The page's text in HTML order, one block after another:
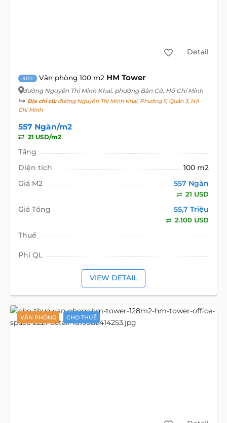
Detail
3101 Văn phòng 100 m2 HM Tower
đường Nguyễn Thị Minh Khai, phường Bàn Cờ, Hồ Chí Minh
Địa chỉ cũ:đường Nguyễn Thị Minh Khai, Phường 5, Quận 3, Hồ
Chí Minh
557 Ngàn/m2
21 USD/m2
Tầng
Diện tích
100 m2
Giá M2
557 Ngàn
21 USD
Giá Tổng 55,7 Triệu
2.100 USD
Thuế
Phí QL
VIEW DETAIL
VĂN PHÒNG CHO THUÊ